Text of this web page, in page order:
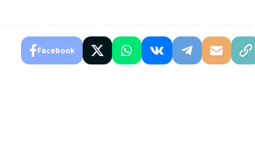
Facebook